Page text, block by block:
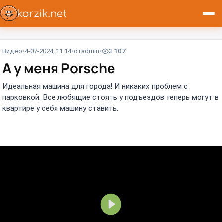
Видео 4-07-2024, 11:14 отadmin 3 107
А у меня Porsche⁠⁠
Идеальная машина для города! И никаких проблем с
парковкой. Все любящие стоять у подъездов теперь могут в
квартире у себя машину ставить.
В